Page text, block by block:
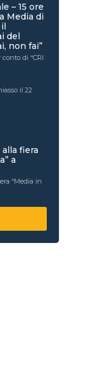
– 15 ore
Media di
del
non fai”
conto di “CRI
il 22
fiera
a
“Media in